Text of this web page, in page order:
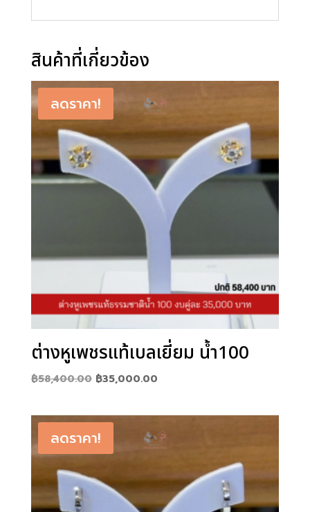
สินค้าที่เกี่ยวข้อง
ลดราคา!
ต่างหูเพชรแท้เบลเยี่ยม น้ำ100
฿58,400.00 Original
฿58,400.00.
฿35,000.00Current
ลดราคา!